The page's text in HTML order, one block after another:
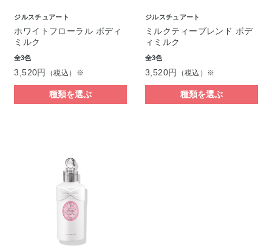
ジルスチュアート
ホワイトフローラル ボディ
ミルク
全3色
3,520円 （税込）※
種類を選ぶ
ジルスチュアート
ミルクティーブレンド ボデ
ィミルク
全3色
3,520円 （税込）※
種類を選ぶ